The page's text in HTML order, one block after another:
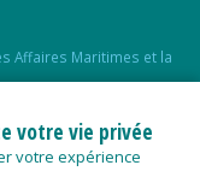
Affaires Maritimes et la
votre vie privée
votre expérience